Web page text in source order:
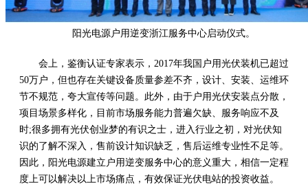
阳光电源户用逆变浙江服务中心启动仪式。
会上，鉴衡认证专家表示，2017年我国户用光伏装机已超过
50万户，但也存在关键设备质量参差不齐，设计、安装、运维环
节不规范，夸大宣传等问题。此外，由于户用光伏安装点分散，
项目场景多样化，目前市场服务能力普遍欠缺、服务响应不及
时;很多拥有光伏创业梦的有识之士，进入行业之初，对光伏知
识的了解不深入，售前设计知识缺乏，售后运维专业性不足等。
因此，阳光电源建立户用逆变服务中心的意义重大，相信一定程
度上可以解决以上市场痛点，有效保证光伏电站的投资收益。